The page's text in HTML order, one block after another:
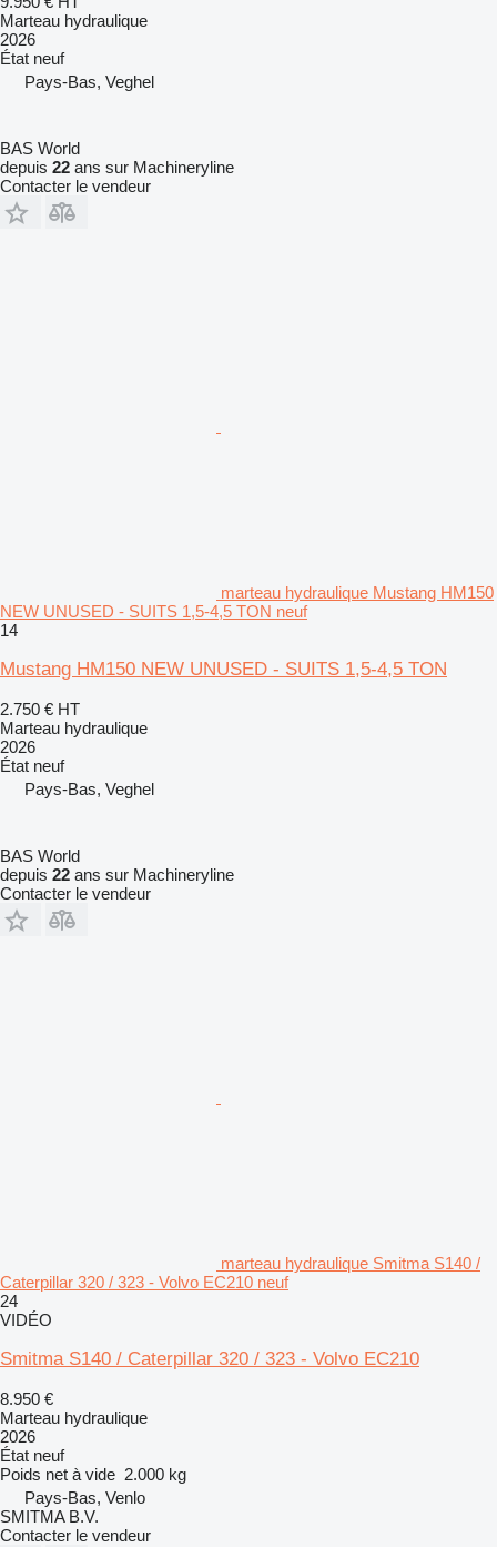
Marteau hydraulique
2026
État neuf
Pays-Bas, Veghel
BAS World
depuis 22 ans sur Machineryline
Contacter le vendeur
marteau hydraulique Mustang HM150
NEW UNUSED - SUITS 1,5-4,5 TON neuf
14
Mustang HM150 NEW UNUSED - SUITS 1,5-4,5 TON
2.750 € HT
Marteau hydraulique
2026
État neuf
Pays-Bas, Veghel
BAS World
depuis 22 ans sur Machineryline
Contacter le vendeur
marteau hydraulique Smitma S140 /
Caterpillar 320 / 323 - Volvo EC210 neuf
24
VIDÉO
Smitma S140 / Caterpillar 320 / 323 - Volvo EC210
8.950 €
Marteau hydraulique
2026
État neuf
Poids net à vide 2.000 kg
Pays-Bas, Venlo
SMITMA B.V.
Contacter le vendeur